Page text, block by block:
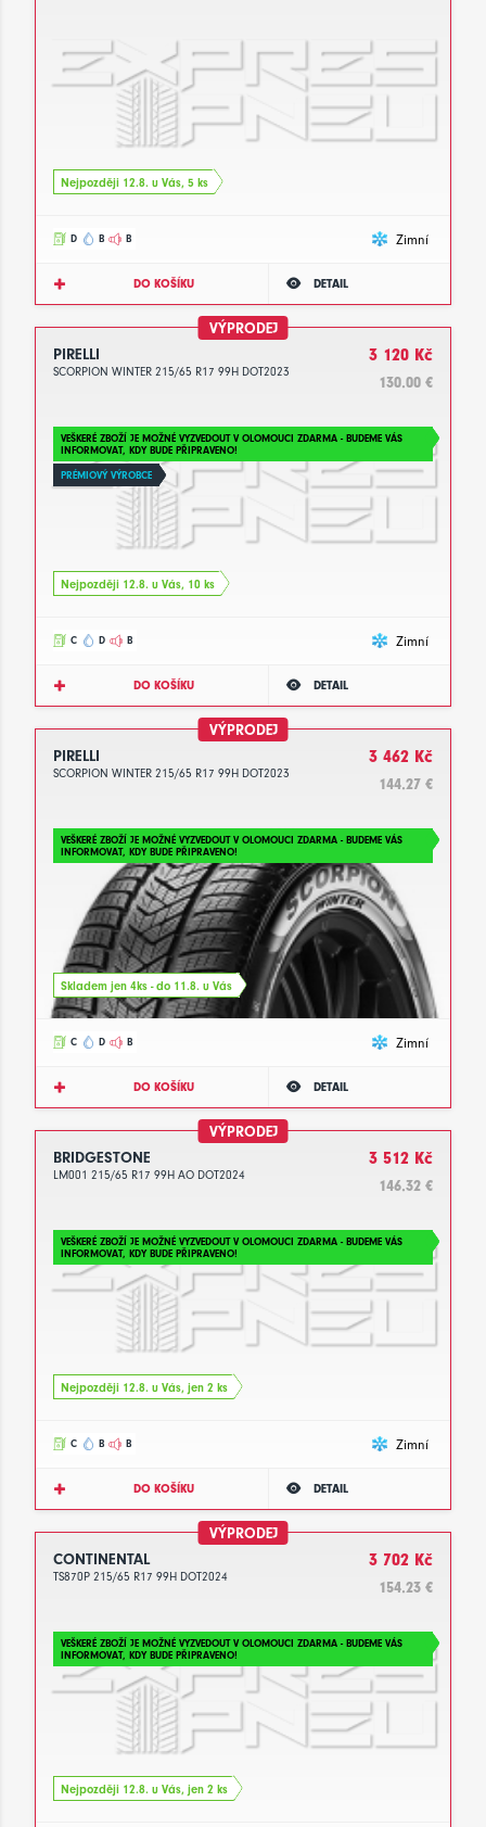
Nejpozději 12.8. u Vás, 5 ks
D B B Zimní
DO KOŠÍKU DETAIL
VÝPRODEJ
PIRELLI
SCORPION WINTER 215/65 R17 99H DOT2023
3 120 Kč
130.00 €
VEŠKERÉ ZBOŽÍ JE MOŽNÉ VYZVEDOUT V OLOMOUCI ZDARMA - BUDEME VÁS
INFORMOVAT, KDY BUDE PŘIPRAVENO!
PRÉMIOVÝ VÝROBCE
Nejpozději 12.8. u Vás, 10 ks
C D B Zimní
DO KOŠÍKU DETAIL
VÝPRODEJ
PIRELLI
SCORPION WINTER 215/65 R17 99H DOT2023
3 462 Kč
144.27 €
VEŠKERÉ ZBOŽÍ JE MOŽNÉ VYZVEDOUT V OLOMOUCI ZDARMA - BUDEME VÁS
INFORMOVAT, KDY BUDE PŘIPRAVENO!
Skladem jen 4ks - do 11.8. u Vás
C D B Zimní
DO KOŠÍKU DETAIL
VÝPRODEJ
BRIDGESTONE
LM001 215/65 R17 99H AO DOT2024
3 512 Kč
146.32 €
VEŠKERÉ ZBOŽÍ JE MOŽNÉ VYZVEDOUT V OLOMOUCI ZDARMA - BUDEME VÁS
INFORMOVAT, KDY BUDE PŘIPRAVENO!
Nejpozději 12.8. u Vás, jen 2 ks
C B B Zimní
DO KOŠÍKU DETAIL
VÝPRODEJ
CONTINENTAL
TS870P 215/65 R17 99H DOT2024
3 702 Kč
154.23 €
VEŠKERÉ ZBOŽÍ JE MOŽNÉ VYZVEDOUT V OLOMOUCI ZDARMA - BUDEME VÁS
INFORMOVAT, KDY BUDE PŘIPRAVENO!
Nejpozději 12.8. u Vás, jen 2 ks